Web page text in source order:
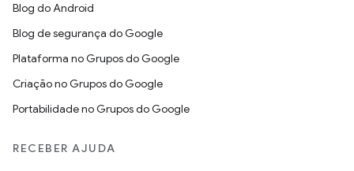
Blog do Android
Blog de segurança do Google
Plataforma no Grupos do Google
Criação no Grupos do Google
Portabilidade no Grupos do Google
RECEBER AJUDA